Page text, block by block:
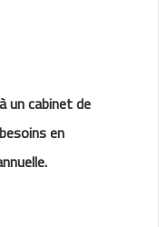
un cabinet de
en